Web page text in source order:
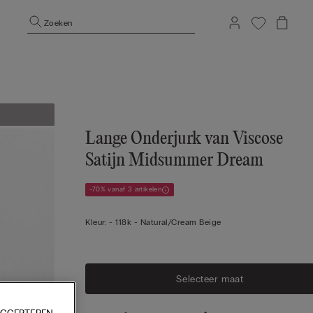
Zoeken
Lange Onderjurk van Viscose
Satijn Midsummer Dream
-70% vanaf 3 artikelen
Kleur: -118k - Natural/cream Beige
Selecteer maat